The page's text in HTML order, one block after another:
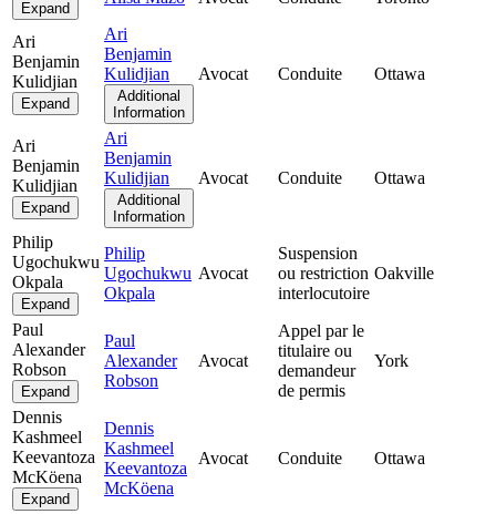
Expand
Ari
Benjamin
Kulidjian
Expand
Ari
Benjamin
Kulidjian
Additional
Information
Avocat Conduite Ottawa
Ari
Benjamin
Kulidjian
Expand
Ari
Benjamin
Kulidjian
Additional
Information
Avocat Conduite Ottawa
Philip
Ugochukwu
Okpala
Expand
Philip
Ugochukwu
Okpala
Avocat
Suspension
ou restriction
interlocutoire
Oakville
Paul
Alexander
Robson
Expand
Paul
Alexander
Robson
Avocat
Appel par le
titulaire ou
demandeur
de permis
York
Dennis
Kashmeel
Keevantoza
McKöena
Expand
Dennis
Kashmeel
Keevantoza
McKöena
Avocat Conduite Ottawa